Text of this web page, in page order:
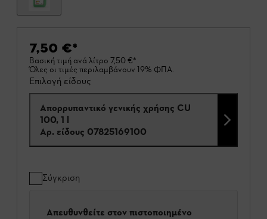
7,50 €*
Βασική τιμή ανά λίτρο 7,50 €*
Όλες οι τιμές περιλαμβάνουν 19% ΦΠΑ.
Επιλογή είδους
Απορρυπαντικό γενικής χρήσης CU
100, 1 l
Αρ. είδους 07825169100
Σύγκριση
Απευθυνθείτε στον πιστοποιημένο